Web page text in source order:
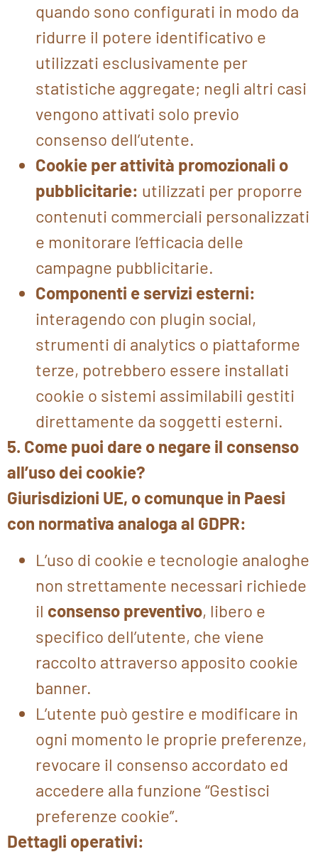
quando sono configurati in modo da
ridurre il potere identificativo e
utilizzati esclusivamente per
statistiche aggregate; negli altri casi
vengono attivati solo previo
consenso dell’utente.
Cookie per attività promozionali o
pubblicitarie: utilizzati per proporre
contenuti commerciali personalizzati
e monitorare l’efficacia delle
campagne pubblicitarie.
Componenti e servizi esterni:
interagendo con plugin social,
strumenti di analytics o piattaforme
terze, potrebbero essere installati
cookie o sistemi assimilabili gestiti
direttamente da soggetti esterni.
5. Come puoi dare o negare il consenso
all’uso dei cookie?
Giurisdizioni UE, o comunque in Paesi
con normativa analoga al GDPR:
L’uso di cookie e tecnologie analoghe
non strettamente necessari richiede
il consenso preventivo, libero e
specifico dell’utente, che viene
raccolto attraverso apposito cookie
banner.
L’utente può gestire e modificare in
ogni momento le proprie preferenze,
revocare il consenso accordato ed
accedere alla funzione “Gestisci
preferenze cookie”.
Dettagli operativi: